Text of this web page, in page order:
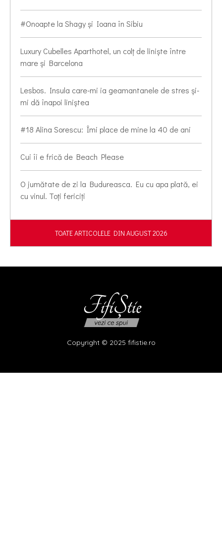
#Onoapte la Shagy și Ioana în Sibiu
Luxury Cubelles Aparthotel, un colț de liniște între
mare și Barcelona
Lesbos. Insula care-mi ia geamantanele de stres și-
mi dă înapoi liniștea
#18 Alina Sorescu: Îmi place de mine la 40 de ani
Cui îi e frică de Beach Please
O jumătate de zi la Budureasca. Eu cu apa plată, ei
cu vinul. Toți fericiți
TOATE ARTICOLELE DIN AUGUST 2026
Copyright © 2025 fifistie.ro